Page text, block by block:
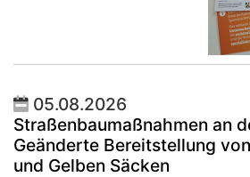
05.08.2026
Straßenbaumaßnahmen an
Geänderte Bereitstellung
und Gelben Säcken